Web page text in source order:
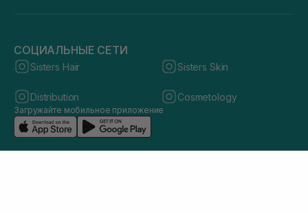
СОЦИАЛЬНЫЕ СЕТИ
Sisters Hair Sisters Skin
Distribution Cosmetology
Загружайте мобильное приложение